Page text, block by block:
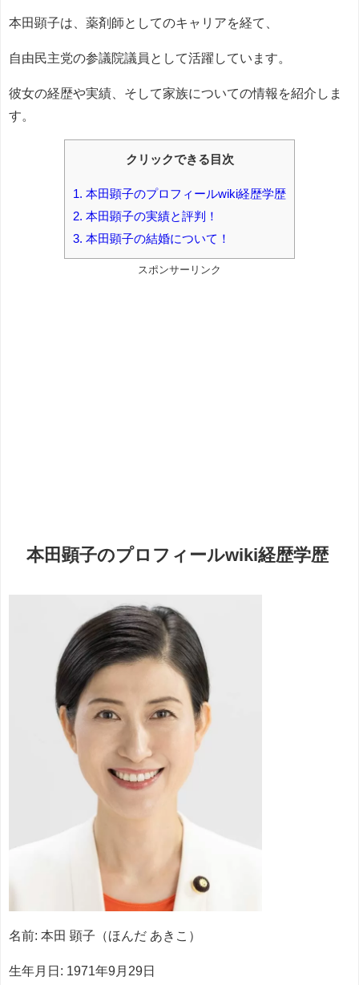
本田顕子は、薬剤師としてのキャリアを経て、
自由民主党の参議院議員として活躍しています。
彼女の経歴や実績、そして家族についての情報を紹介しま
す。
クリックできる目次
1. 本田顕子のプロフィールwiki経歴学歴
2. 本田顕子の実績と評判！
3. 本田顕子の結婚について！
スポンサーリンク
本田顕子のプロフィールwiki経歴学歴
名前: 本田 顕子（ほんだ あきこ）
生年月日: 1971年9月29日